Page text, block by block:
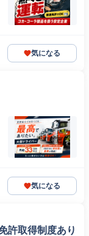
気になる
気になる
許取得制度あり